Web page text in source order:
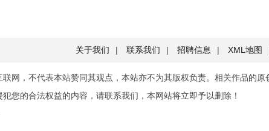
关于我们 | 联系我们 | 招聘信息 | XML地图
网，不代表本站赞同其观点，本站亦不为其版权负责。相关作品的原
您的合法权益的内容，请联系我们，本网站将立即予以删除！